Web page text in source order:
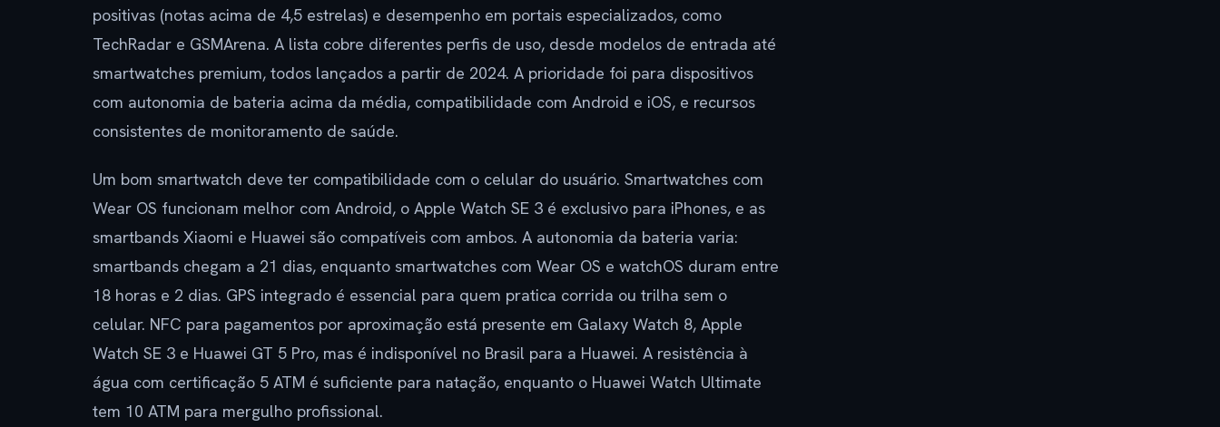
positivas (notas acima de 4,5 estrelas) e desempenho em portais especializados, como
TechRadar e GSMArena. A lista cobre diferentes perfis de uso, desde modelos de entrada até
smartwatches premium, todos lançados a partir de 2024. A prioridade foi para dispositivos
com autonomia de bateria acima da média, compatibilidade com Android e iOS, e recursos
consistentes de monitoramento de saúde.
Um bom smartwatch deve ter compatibilidade com o celular do usuário. Smartwatches com
Wear OS funcionam melhor com Android, o Apple Watch SE 3 é exclusivo para iPhones, e as
smartbands Xiaomi e Huawei são compatíveis com ambos. A autonomia da bateria varia:
smartbands chegam a 21 dias, enquanto smartwatches com Wear OS e watchOS duram entre
18 horas e 2 dias. GPS integrado é essencial para quem pratica corrida ou trilha sem o
celular. NFC para pagamentos por aproximação está presente em Galaxy Watch 8, Apple
Watch SE 3 e Huawei GT 5 Pro, mas é indisponível no Brasil para a Huawei. A resistência à
água com certificação 5 ATM é suficiente para natação, enquanto o Huawei Watch Ultimate
tem 10 ATM para mergulho profissional.